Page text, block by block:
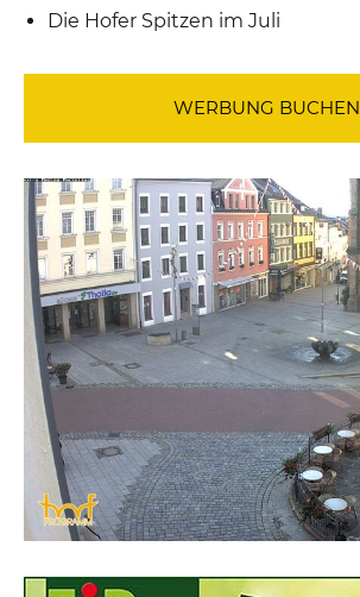
Die Hofer Spitzen im Juli
WERBUNG BUCHEN